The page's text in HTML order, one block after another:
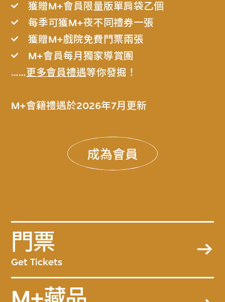
獲贈M+會員限量版單肩袋乙個
每季可獲M+夜不同禮券一張
獲贈M+戲院免費門票兩張
M+會員每月獨家導賞團
……更多會員禮遇等你發掘！
M+會籍禮遇於2026年7月更新
成為會員
門票
Get Tickets